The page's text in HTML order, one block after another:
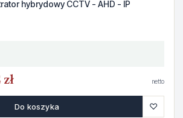
hybrydowy CCTV - AHD - IP
netto
Do koszyka ♡